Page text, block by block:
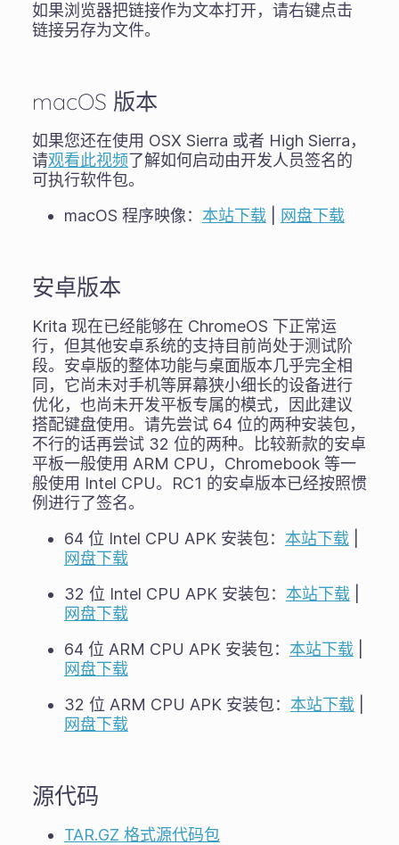
如果浏览器把链接作为文本打开，请右键点击
链接另存为文件。
macOS 版本
如果您还在使用 OSX Sierra 或者 High Sierra，
请观看此视频了解如何启动由开发人员签名的
可执行软件包。
macOS 程序映像： 本站下载| 网盘下载
安卓版本
Krita 现在已经能够在 ChromeOS 下正常运
行，但其他安卓系统的支持目前尚处于测试阶
段。安卓版的整体功能与桌面版本几乎完全相
同，它尚未对手机等屏幕狭小细长的设备进行
优化，也尚未开发平板专属的模式，因此建议
搭配键盘使用。请先尝试 64 位的两种安装包，
不行的话再尝试 32 位的两种。比较新款的安卓
平板一般使用 ARM CPU，Chromebook 等一
般使用 Intel CPU。RC1 的安卓版本已经按照惯
例进行了签名。
64 位 Intel CPU APK 安装包： 本站下载|
网盘下载
32 位 Intel CPU APK 安装包： 本站下载|
网盘下载
64 位 ARM CPU APK 安装包： 本站下载|
网盘下载
32 位 ARM CPU APK 安装包： 本站下载|
网盘下载
源代码
TAR.GZ 格式源代码包